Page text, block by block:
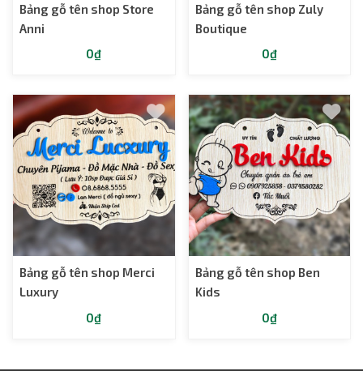
Bảng gỗ tên shop Store
Anni
0₫
Bảng gỗ tên shop Zuly
Boutique
0₫
Bảng gỗ tên shop Merci
Luxury
0₫
Bảng gỗ tên shop Ben
Kids
0₫